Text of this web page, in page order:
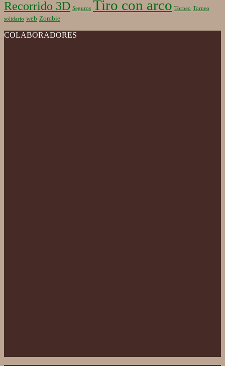
Recorrido 3D Seguros Tiro con arco Torneo Torneo
solidario web Zombie
COLABORADORES